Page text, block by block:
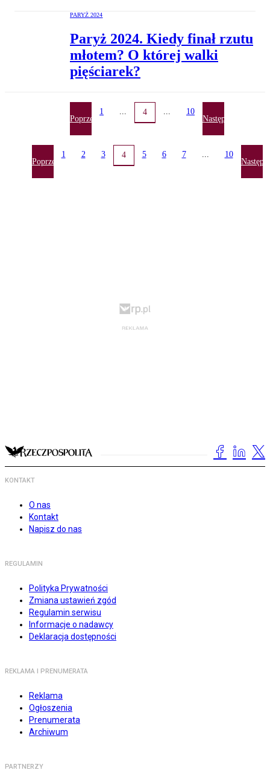
PARYŻ 2024
Paryż 2024. Kiedy finał rzutu
młotem? O której walki
pięściarek?
Poprzednia
1 ... 4 ... 10
Następna
Poprzednia
1 2 3 4 5 6 7 ... 10
KONTAKT
O nas
Kontakt
Napisz do nas
REGULAMIN
Polityka Prywatności
Zmiana ustawień zgód
Regulamin serwisu
Informacje o nadawcy
Deklaracja dostępności
REKLAMA I PRENUMERATA
Reklama
Ogłoszenia
Prenumerata
Archiwum
PARTNERZY